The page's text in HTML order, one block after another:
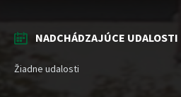
NADCHÁDZAJÚCE UDALOSTI
Žiadne udalosti